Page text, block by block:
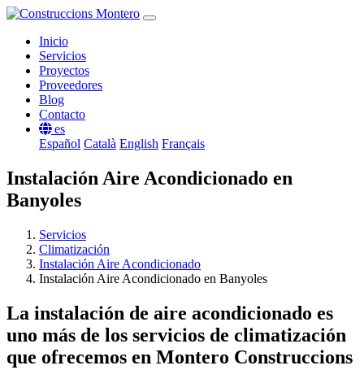
Inicio
Servicios
Proyectos
Proveedores
Blog
Contacto
es
Español Català English Français
Instalación Aire Acondicionado en
Banyoles
Servicios
Climatización
Instalación Aire Acondicionado
Instalación Aire Acondicionado en Banyoles
La instalación de aire acondicionado es
uno más de los servicios de climatización
que ofrecemos en Montero Construccions